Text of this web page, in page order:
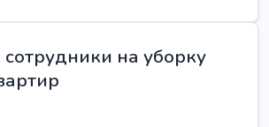
на уборку